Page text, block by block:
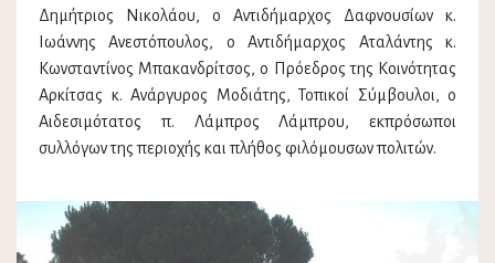
Δημήτριος Νικολάου, ο Αντιδήμαρχος Δαφνουσίων κ.
Ιωάννης Ανεστόπουλος, ο Αντιδήμαρχος Αταλάντης κ.
Κωνσταντίνος Μπακανδρίτσος, ο Πρόεδρος της Κοινότητας
Αρκίτσας κ. Ανάργυρος Μοδιάτης, Τοπικοί Σύμβουλοι, ο
Aιδεσιμότατος π. Λάμπρος Λάμπρου, εκπρόσωποι
συλλόγων της περιοχής και πλήθος φιλόμουσων πολιτών.